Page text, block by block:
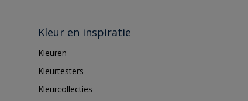
Kleur en inspiratie
Kleuren
Kleurtesters
Kleurcollecties